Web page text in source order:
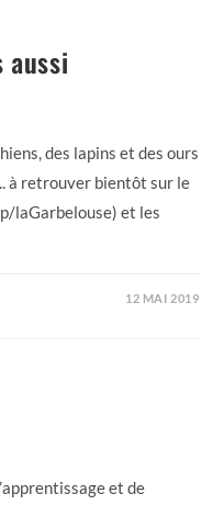
aussi
des lapins et des ours
à retrouver bientôt sur le
laGarbelouse) et les
12 MAI 2019
et de